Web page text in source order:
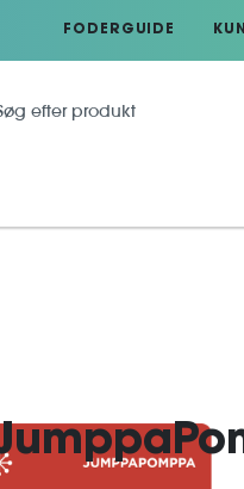
FODERGUIDE